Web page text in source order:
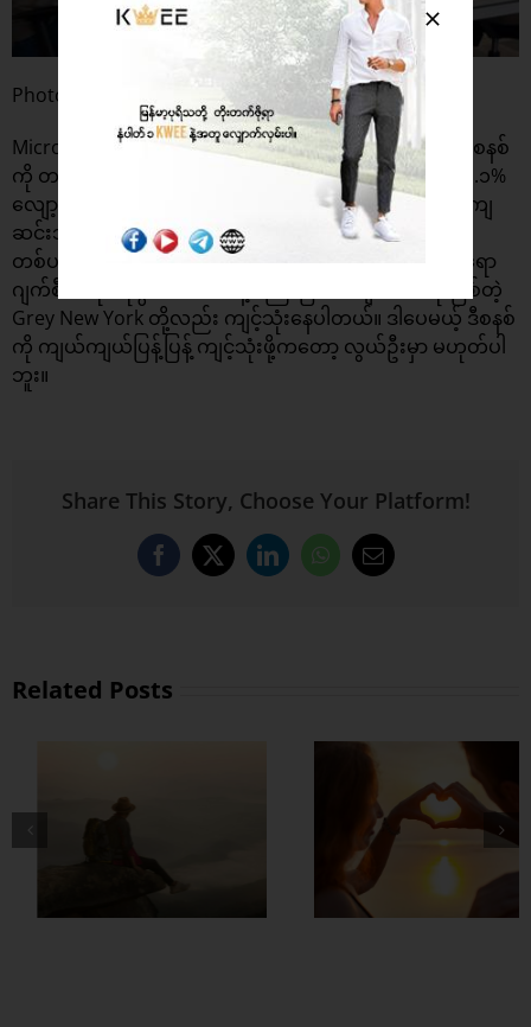
Photo: Pexels
Microsoft ဂျပန်ရုံးတွေမှာ တစ်ပတ် ၄ ရက် အလုပ်ဆင်းတဲ့ စနစ်
ကို တစ်လတာ ကျင့်သုံးပြီးချိန်မှာ လျှပ်စစ်မီတာခလည်း ၂၃.၁%
လျော့ကျသွားသလို စက္ကူပရင့်ထုတ်မှုလည်း ၅၈.၇% အထိ ကျ
ဆင်းသွားတယ်လို့ ပြောပါတယ်။
တစ်ပတ် ၄ ရက် အလုပ်ဆင်းစနစ်ကို ဘာလင်အခြေစိုက် ပရော
ဂျက်စီမံရေး ကုမ္ပဏီ Planio နဲ့ ကြော်ငြာအေဂျင်စီတစ်ခု ဖြစ်တဲ့
Grey New York တို့လည်း ကျင့်သုံးနေပါတယ်။ ဒါပေမယ့် ဒီစနစ်
ကို ကျယ်ကျယ်ပြန့်ပြန့် ကျင့်သုံးဖို့ကတော့ လွယ်ဦးမှာ မဟုတ်ပါ
ဘူး။
Share This Story, Choose Your Platform!
Facebook
X LinkedInWhatsApp
Email
Related Posts
တွဲတာကြာလေ
အချစ်တွေ ပိုတိုးလာ
စေဖို့